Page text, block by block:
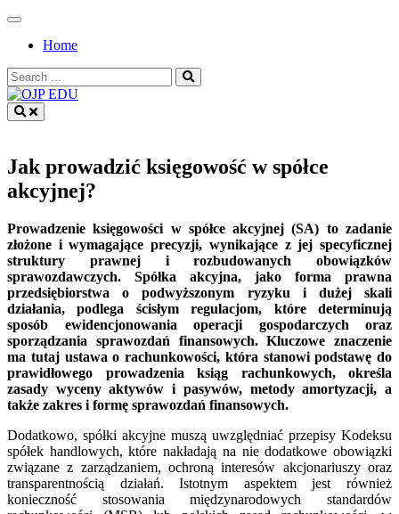
Skip
contentHome
Search
for:
Jak prowadzić księgowość w spółce
akcyjnej?
Prowadzenie księgowości w spółce akcyjnej (SA) to zadanie
złożone i wymagające precyzji, wynikające z jej specyficznej
struktury prawnej i rozbudowanych obowiązków
sprawozdawczych. Spółka akcyjna, jako forma prawna
przedsiębiorstwa o podwyższonym ryzyku i dużej skali
działania, podlega ścisłym regulacjom, które determinują
sposób ewidencjonowania operacji gospodarczych oraz
sporządzania sprawozdań finansowych. Kluczowe znaczenie
ma tutaj ustawa o rachunkowości, która stanowi podstawę do
prawidłowego prowadzenia ksiąg rachunkowych, określa
zasady wyceny aktywów i pasywów, metody amortyzacji, a
także zakres i formę sprawozdań finansowych.
Dodatkowo, spółki akcyjne muszą uwzględniać przepisy Kodeksu
spółek handlowych, które nakładają na nie dodatkowe obowiązki
związane z zarządzaniem, ochroną interesów akcjonariuszy oraz
transparentnością działań. Istotnym aspektem jest również
konieczność stosowania międzynarodowych standardów